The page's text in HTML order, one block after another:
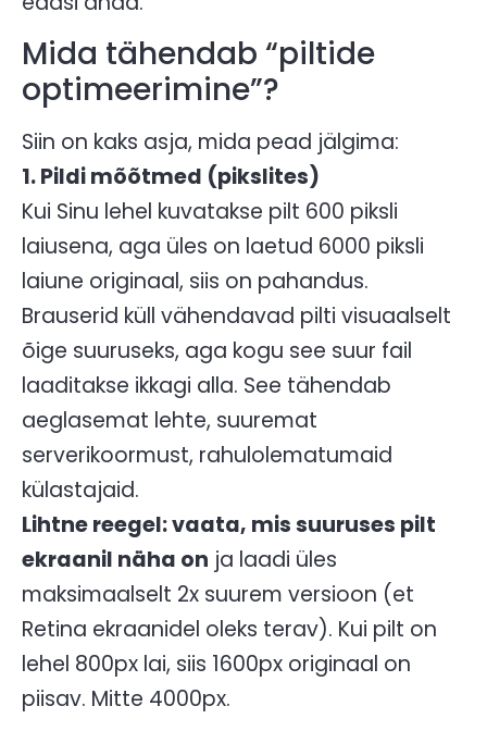
Mida tähendab “piltide
optimeerimine”?
Siin on kaks asja, mida pead jälgima:
1. Pildi mõõtmed (pikslites)
Kui Sinu lehel kuvatakse pilt 600 piksli
laiusena, aga üles on laetud 6000 piksli
laiune originaal, siis on pahandus.
Brauserid küll vähendavad pilti visuaalselt
õige suuruseks, aga kogu see suur fail
laaditakse ikkagi alla. See tähendab
aeglasemat lehte, suuremat
serverikoormust, rahulolematumaid
külastajaid.
Lihtne reegel: vaata, mis suuruses pilt
ekraanil näha on ja laadi üles
maksimaalselt 2x suurem versioon (et
Retina ekraanidel oleks terav). Kui pilt on
lehel 800px lai, siis 1600px originaal on
piisav. Mitte 4000px.